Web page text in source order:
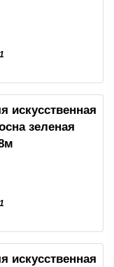
1
искусственная
зеленая
1
искусственная